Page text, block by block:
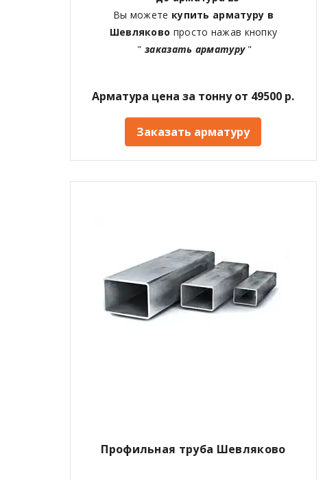
Вы можете купить арматуру в
Шевляково просто нажав кнопку
"заказать арматуру"
Арматура цена за тонну от 49500 р.
Заказать арматуру
Профильная труба Шевляково